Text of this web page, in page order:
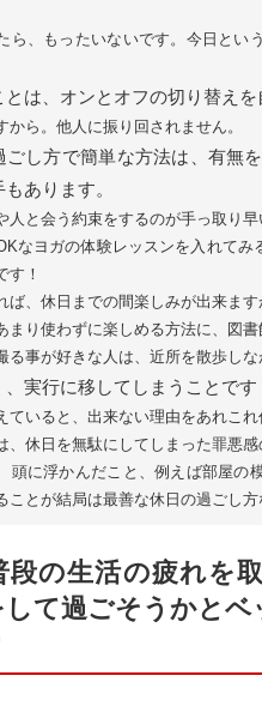
ら、もったいないです。今日とい
とは、オンとオフの切り替えを
から。他人に振り回されません。
ごし方で簡単な方法は、有無
あります。
人と会う約束をするのが手っ取り
なヨガの体験レッスンを入れて
す！
ば、休日までの間楽しみが出来ます
まり使わずに楽しめる方法に、図
る事が好きな人は、近所を散歩し
、実行に移してしまうことです
ていると、出来ない理由をあれこ
、休日を無駄にしてしまった罪悪感
頭に浮かんだこと、例えば部屋の
ことが結局は最善な休日の過ごし方
段の生活の疲れを
して過ごそうかと